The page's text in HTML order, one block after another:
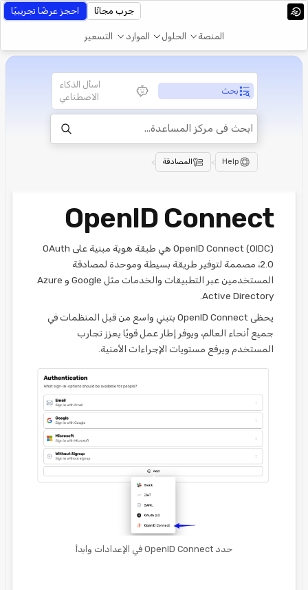
المنصة الحلول الموارد التسعير
جرب مجانًا احجز عرضًا تجريبيًا
بحث
اسأل الذكاء
الاصطناعي
Help
> المصادقة >
OpenID Connect
OpenID Connect (OIDC) هي طبقة هوية مبنية على OAuth
2.0، مصممة لتوفير طريقة بسيطة وموحدة لمصادقة
المستخدمين عبر التطبيقات والخدمات مثل Google و Azure
Active Directory.
يحظى OpenID Connect بتبني واسع من قبل المنظمات في
جميع أنحاء العالم، ويوفر إطار عمل قويًا يعزز تجارب
المستخدم ويرفع مستويات الإجراءات الأمنية.
حدد OpenID Connect في الإعدادات وابدأ